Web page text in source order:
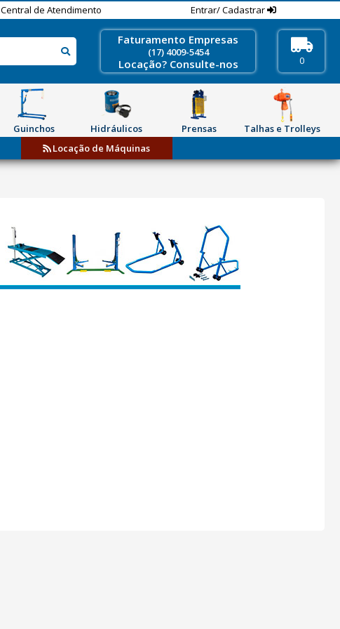
Central de Atendimento Entrar/ Cadastrar
Faturamento Empresas
(17) 4009-5454
Locação? Consulte-nos 0
Guinchos Hidráulicos Prensas
Talhas e Trolleys
Locação de Máquinas